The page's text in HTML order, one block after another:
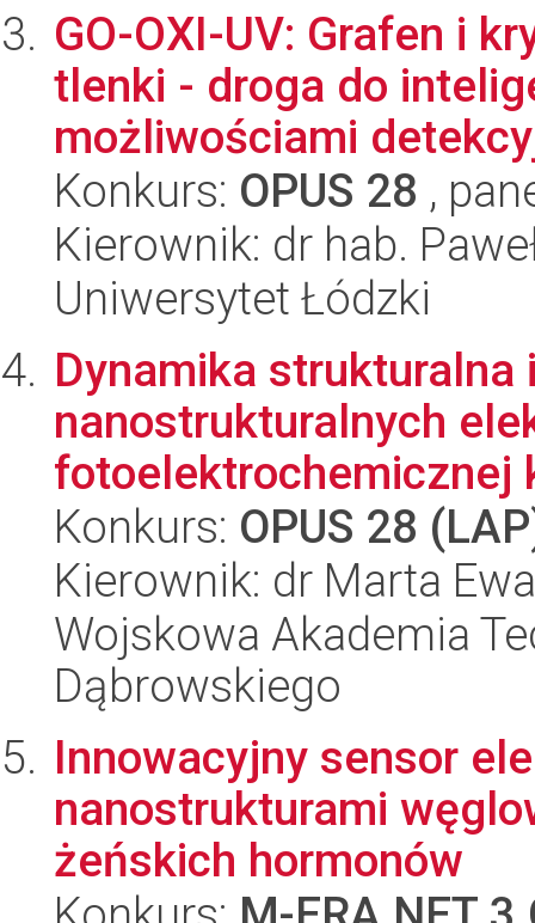
GO-OXI-UV: Grafen i
tlenki - droga do
możliwościami
Konkurs: OPUS 28 ,
Kierownik: dr hab.
Uniwersytet Łódzki
Dynamika strukturalna
nanostrukturalnych
fotoelektrochemicznej
Konkurs: OPUS 28
Kierownik: dr Marta
Wojskowa Akademia
Dąbrowskiego
Innowacyjny sensor
nanostrukturami
żeńskich hormonów